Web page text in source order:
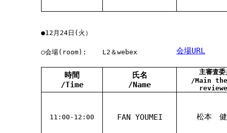
●12月24日(火）
○会場(room): L2＆webex 会場URL
時間
/Time
氏名
/Name
主審査委
/Main
11:00-12:00 FAN YOUMEI 松本 健